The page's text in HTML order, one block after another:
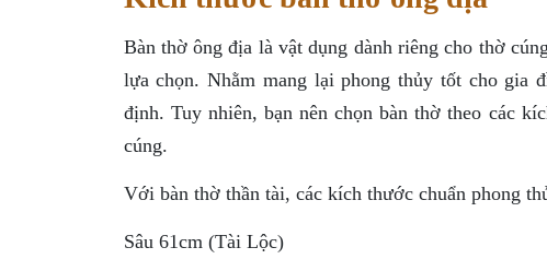
Bàn thờ ông địa là vật dụng dành riêng cho thờ
lựa chọn. Nhằm mang lại phong thủy tốt cho gia
định. Tuy nhiên, bạn nên chọn bàn thờ theo các
cúng.
Với bàn thờ thần tài, các kích thước chuẩn phong
Sâu 61cm (Tài Lộc)